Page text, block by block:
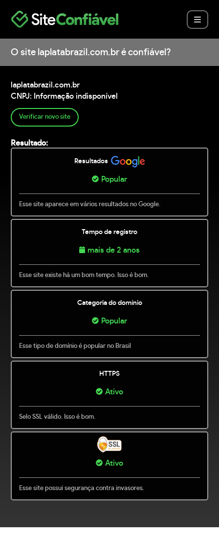
O site laplatabrazil.com.br é confiável?
laplatabrazil.com.br
CNPJ: Informação indisponível
Verificar novo site
Resultado:
Resultados
Popular
Esse site aparece em vários resultados no Google.
Tempo de registro
mais de 2 anos
Esse site existe há um bom tempo. Isso é bom.
Categoria do domínio
Popular
Esse tipo de domínio é popular no Brasil
HTTPS
Ativo
Selo SSL válido. Isso é bom.
Ativo
Esse site possui segurança contra invasores.